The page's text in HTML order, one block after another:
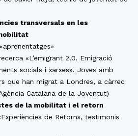
transversals en les
«L’emigrant 2.0. Emigració
socials i xarxes». Joves amb
que han migrat a Londres, a càrrec
Catalana de la Joventut)
de la mobilitat i el retorn
de Retorn», testimonis